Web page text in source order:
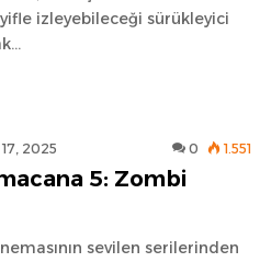
izleyebileceği sürükleyici
2025 0 1.551
5: Zombi
sevilen serilerinden